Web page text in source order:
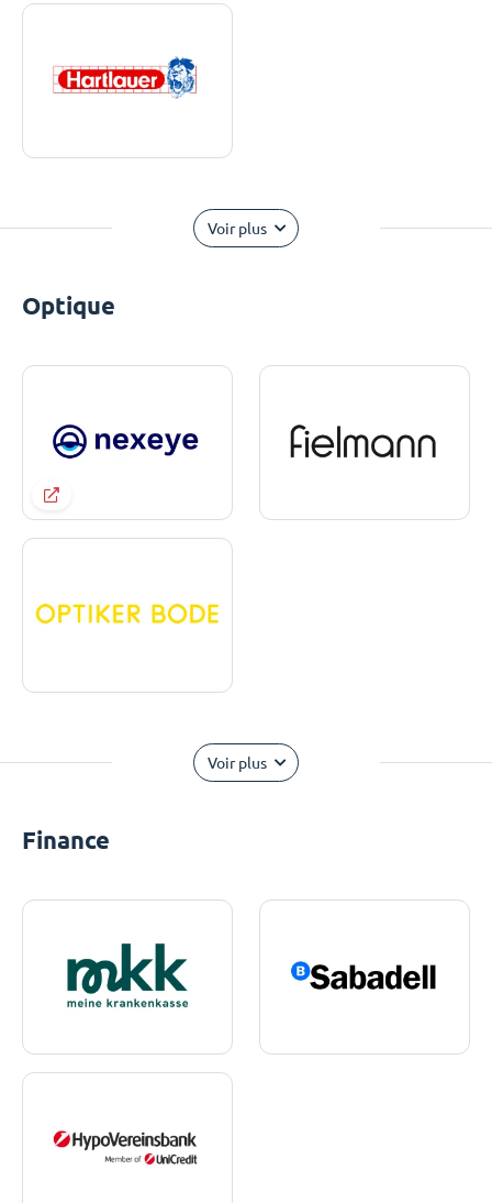
Voir plus
Optique
Voir plus
Finance